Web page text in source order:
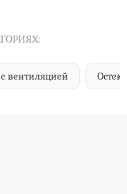
Остекленные